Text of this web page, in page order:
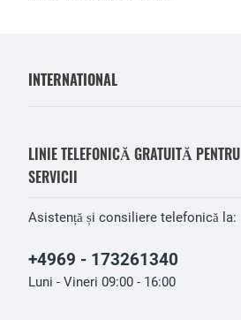
INTERNATIONAL
LINIE TELEFONICĂ GRATUITĂ PENTRU
SERVICII
Asistență și consiliere telefonică la:
+4969 - 173261340
Luni - Vineri 09:00 - 16:00